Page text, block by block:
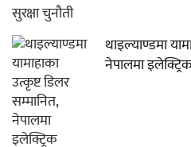
थाइल्याण्डमा
नेपालमा